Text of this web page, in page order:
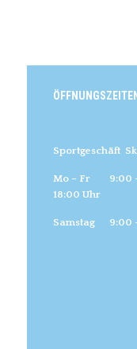
ÖFFNUNGSZEITEN
Mo – Fr 9:00 -
18:00 Uhr
Samstag 9:00